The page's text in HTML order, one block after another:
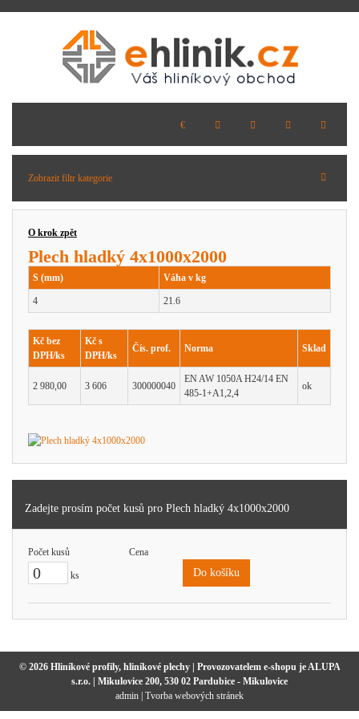
Zobrazit filtr kategorie
O krok zpět
Plech hladký 4x1000x2000
S (mm) Váha v kg
4 21.6
Kč bez
DPH/ks
Kč s
DPH/ks
Čís. prof. Norma Sklad
2 980,00 3 606 300000040
EN AW 1050A H24/14 EN
485-1+A1,2,4
ok
Zadejte prosím počet kusů pro Plech hladký 4x1000x2000
Počet kusů Cena
ks Do košíku
© 2026 Hliníkové profily, hliníkové plechy | Provozovatelem e-shopu je ALUPA
s.r.o. | Mikulovice 200, 530 02 Pardubice - Mikulovice
admin Tvorba webových stránek